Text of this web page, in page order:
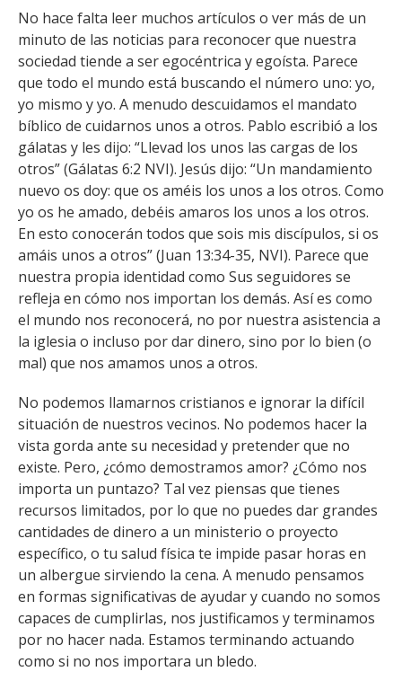
No hace falta leer muchos artículos o ver más de un
minuto de las noticias para reconocer que nuestra
sociedad tiende a ser egocéntrica y egoísta. Parece
que todo el mundo está buscando el número uno: yo,
yo mismo y yo. A menudo descuidamos el mandato
bíblico de cuidarnos unos a otros. Pablo escribió a los
gálatas y les dijo: “Llevad los unos las cargas de los
otros” (Gálatas 6:2 NVI). Jesús dijo: “Un mandamiento
nuevo os doy: que os améis los unos a los otros. Como
yo os he amado, debéis amaros los unos a los otros.
En esto conocerán todos que sois mis discípulos, si os
amáis unos a otros” (Juan 13:34-35, NVI). Parece que
nuestra propia identidad como Sus seguidores se
refleja en cómo nos importan los demás. Así es como
el mundo nos reconocerá, no por nuestra asistencia a
la iglesia o incluso por dar dinero, sino por lo bien (o
mal) que nos amamos unos a otros.
No podemos llamarnos cristianos e ignorar la difícil
situación de nuestros vecinos. No podemos hacer la
vista gorda ante su necesidad y pretender que no
existe. Pero, ¿cómo demostramos amor? ¿Cómo nos
importa un puntazo? Tal vez piensas que tienes
recursos limitados, por lo que no puedes dar grandes
cantidades de dinero a un ministerio o proyecto
específico, o tu salud física te impide pasar horas en
un albergue sirviendo la cena. A menudo pensamos
en formas significativas de ayudar y cuando no somos
capaces de cumplirlas, nos justificamos y terminamos
por no hacer nada. Estamos terminando actuando
como si no nos importara un bledo.